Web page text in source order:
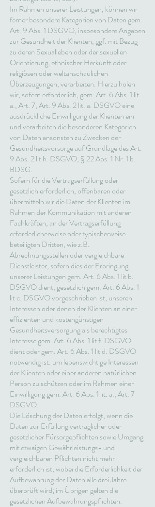
Im Rahmen unserer Leistungen, können wir
ferner besondere Kategorien von Daten gem.
Art. 9 Abs. 1 DSGVO, insbesondere Angaben
zur Gesundheit der Klienten, ggf. mit Bezug
zu deren Sexualleben oder der sexuellen
Orientierung, ethnischer Herkunft oder
religiösen oder weltanschaulichen
Überzeugungen, verarbeiten. Hierzu holen
wir, sofern erforderlich, gem. Art. 6 Abs. 1 lit.
a., Art. 7, Art. 9 Abs. 2 lit. a. DSGVO eine
ausdrückliche Einwilligung der Klienten ein
und verarbeiten die besonderen Kategorien
von Daten ansonsten zu Zwecken der
Gesundheitsvorsorge auf Grundlage des Art.
9 Abs. 2 lit h. DSGVO, § 22 Abs. 1 Nr. 1 b.
BDSG.
Sofern für die Vertragserfüllung oder
gesetzlich erforderlich, offenbaren oder
übermitteln wir die Daten der Klienten im
Rahmen der Kommunikation mit anderen
Fachkräften, an der Vertragserfüllung
erforderlicherweise oder typischerweise
beteiligten Dritten, wie z.B.
Abrechnungsstellen oder vergleichbare
Dienstleister, sofern dies der Erbringung
unserer Leistungen gem. Art. 6 Abs. 1 lit b.
DSGVO dient, gesetzlich gem. Art. 6 Abs. 1
lit c. DSGVO vorgeschrieben ist, unseren
Interessen oder denen der Klienten an einer
effizienten und kostengünstigen
Gesundheitsversorgung als berechtigtes
Interesse gem. Art. 6 Abs. 1 lit f. DSGVO
dient oder gem. Art. 6 Abs. 1 lit d. DSGVO
notwendig ist. um lebenswichtige Interessen
der Klienten oder einer anderen natürlichen
Person zu schützen oder im Rahmen einer
Einwilligung gem. Art. 6 Abs. 1 lit. a., Art. 7
DSGVO.
Die Löschung der Daten erfolgt, wenn die
Daten zur Erfüllung vertraglicher oder
gesetzlicher Fürsorgepflichten sowie Umgang
mit etwaigen Gewährleistungs- und
vergleichbaren Pflichten nicht mehr
erforderlich ist, wobei die Erforderlichkeit der
Aufbewahrung der Daten alle drei Jahre
überprüft wird; im Übrigen gelten die
gesetzlichen Aufbewahrungspflichten.